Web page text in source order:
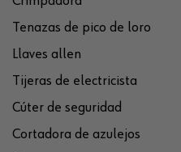
Tenazas de pico de loro
Llaves allen
Tijeras de electricista
Cúter de seguridad
Cortadora de azulejos